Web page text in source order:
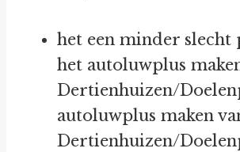
het een minder slecht
het autoluwplus
Dertienhuizen/
autoluwplus maken
Dertienhuizen/